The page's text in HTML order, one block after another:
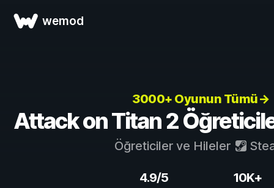
wemod
3000+ Oyunun Tümü→
Attack on Titan 2
Öğreticiler ve Hileler
4.9/5 10K+